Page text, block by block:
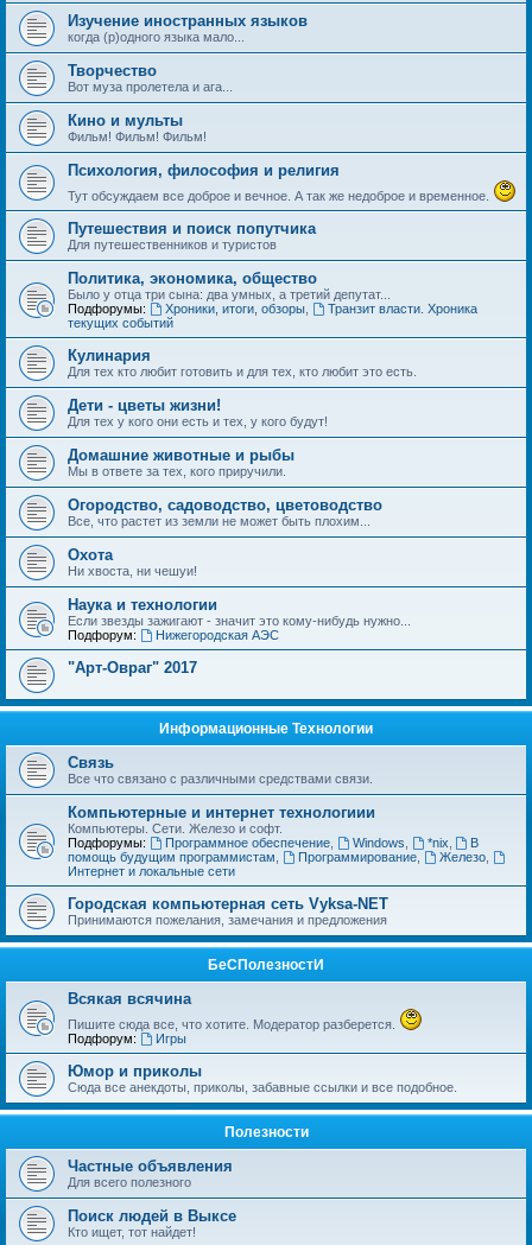
Изучение иностранных языков
когда (р)одного языка мало...
Творчество
Вот муза пролетела и ага...
Кино и мульты
Фильм! Фильм! Фильм!
Психология, философия и религия
Тут обсуждаем все доброе и вечное. А так же недоброе и временное.
Путешествия и поиск попутчика
Для путешественников и туристов
Политика, экономика, общество
Было у отца три сына: два умных, а третий депутат...
Подфорумы:
Хроники, итоги, обзоры,
Транзит власти. Хроника
текущих событий
Кулинария
Для тех кто любит готовить и для тех, кто любит это есть.
Дети - цветы жизни!
Для тех у кого они есть и тех, у кого будут!
Домашние животные и рыбы
Мы в ответе за тех, кого приручили.
Огородство, садоводство, цветоводство
Все, что растет из земли не может быть плохим...
Охота
Ни хвоста, ни чешуи!
Наука и технологии
Если звезды зажигают - значит это кому-нибудь нужно...
Подфорум:
Нижегородская АЭС
"Арт-Овраг" 2017
Информационные Технологии
Связь
Все что связано с различными средствами связи.
Компьютерные и интернет технологиии
Компьютеры. Сети. Железо и софт.
Подфорумы:
Программное обеспечение, Windows *nix
В
помощь будущим программистам
Программирование, Железо,
Интернет и локальные сети
Городская компьютерная сеть Vyksa-NET
Принимаются пожелания, замечания и предложения
БеСПолезностИ
Всякая всячина
Пишите сюда все, что хотите. Модератор разберется.
Подфорум:
Игры
Юмор и приколы
Сюда все анекдоты, приколы, забавные ссылки и все подобное.
Полезности
Частные объявления
Для всего полезного
Поиск людей в Выксе
Кто ищет, тот найдет!